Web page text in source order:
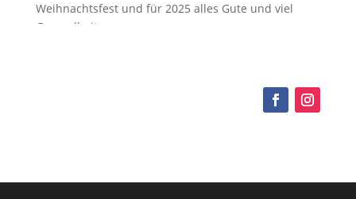
Weihnachtsfest und für 2025 alles Gute und viel
Gesundheit.